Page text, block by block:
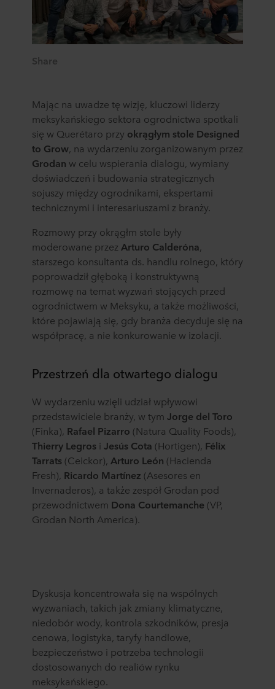
Share
Mając na uwadze tę wizję, kluczowi liderzy
meksykańskiego sektora ogrodnictwa spotkali
się w Querétaro przy okrągłym stole Designed
to Grow, na wydarzeniu zorganizowanym przez
Grodan w celu wspierania dialogu, wymiany
doświadczeń i budowania strategicznych
sojuszy między ogrodnikami, ekspertami
technicznymi i interesariuszami z branży.
Rozmowy przy okrągłm stole były
moderowane przez Arturo Calderóna,
starszego konsultanta ds. handlu rolnego, który
poprowadził głęboką i konstruktywną
rozmowę na temat wyzwań stojących przed
ogrodnictwem w Meksyku, a także możliwości,
które pojawiają się, gdy branża decyduje się na
współpracę, a nie konkurowanie w izolacji.
Przestrzeń dla otwartego dialogu
W wydarzeniu wzięli udział wpływowi
przedstawiciele branży, w tym Jorge del Toro
(Finka), Rafael Pizarro (Natura Quality Foods),
Thierry Legros i Jesús Cota (Hortigen), Félix
Tarrats (Ceickor), Arturo León (Hacienda
Fresh), Ricardo Martínez (Asesores en
Invernaderos), a także zespół Grodan pod
przewodnictwem Dona Courtemanche (VP,
Grodan North America).
Dyskusja koncentrowała się na wspólnych
wyzwaniach, takich jak zmiany klimatyczne,
niedobór wody, kontrola szkodników, presja
cenowa, logistyka, taryfy handlowe,
bezpieczeństwo i potrzeba technologii
dostosowanych do realiów rynku
meksykańskiego.